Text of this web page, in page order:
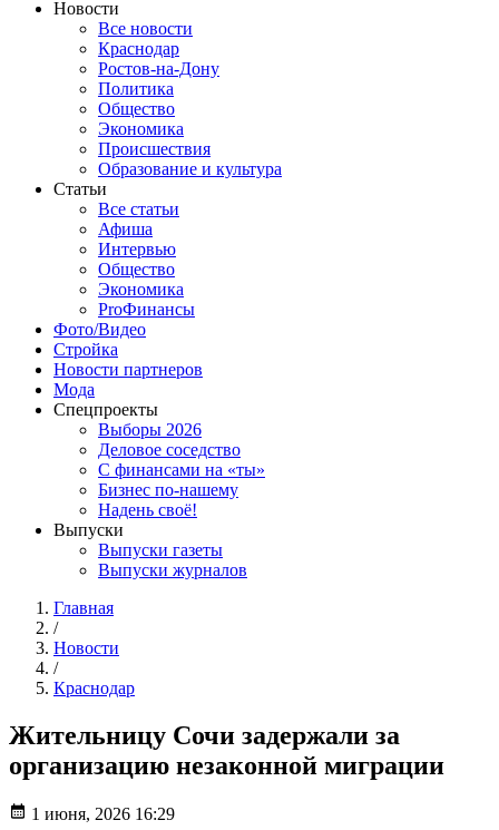
Новости
Все новости
Краснодар
Ростов-на-Дону
Политика
Общество
Экономика
Происшествия
Образование и культура
Статьи
Все статьи
Афиша
Интервью
Общество
Экономика
ProФинансы
Фото/Видео
Стройка
Новости партнеров
Мода
Спецпроекты
Выборы 2026
Деловое соседство
С финансами на «ты»
Бизнес по-нашему
Надень своё!
Выпуски
Выпуски газеты
Выпуски журналов
Главная
/
Новости
/
Краснодар
Жительницу Сочи задержали за
организацию незаконной миграции
1 июня, 2026 16:29